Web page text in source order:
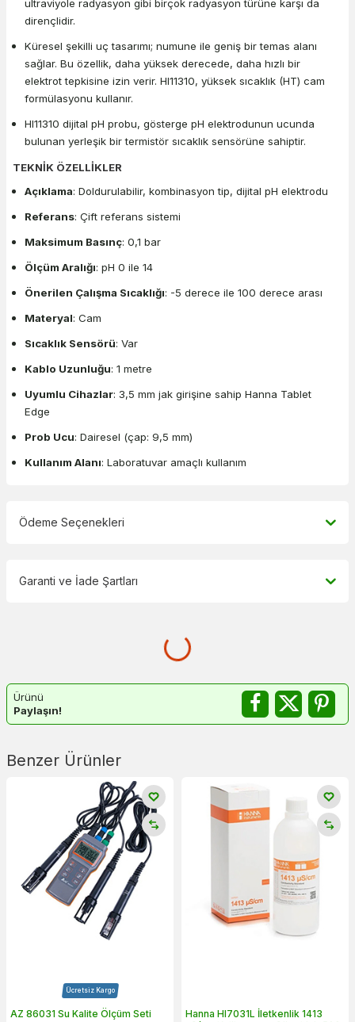
ultraviyole radyasyon gibi birçok radyasyon türüne karşı da
dirençlidir.
Küresel şekilli uç tasarımı; numune ile geniş bir temas alanı
sağlar. Bu özellik, daha yüksek derecede, daha hızlı bir
elektrot tepkisine izin verir. HI11310, yüksek sıcaklık (HT) cam
formülasyonu kullanır.
HI11310 dijital pH probu, gösterge pH elektrodunun ucunda
bulunan yerleşik bir termistör sıcaklık sensörüne sahiptir.
TEKNİK ÖZELLİKLER
Açıklama: Doldurulabilir, kombinasyon tip, dijital pH elektrodu
Referans: Çift referans sistemi
Maksimum Basınç: 0,1 bar
Ölçüm Aralığı: pH 0 ile 14
Önerilen Çalışma Sıcaklığı: -5 derece ile 100 derece arası
Materyal: Cam
Sıcaklık Sensörü: Var
Kablo Uzunluğu: 1 metre
Uyumlu Cihazlar: 3,5 mm jak girişine sahip Hanna Tablet
Edge
Prob Ucu: Dairesel (çap: 9,5 mm)
Kullanım Alanı: Laboratuvar amaçlı kullanım
Ödeme Seçenekleri
Garanti ve İade Şartları
Ürünü
Paylaşın!
Benzer Ürünler
Ücretsiz Kargo
AZ 86031 Su Kalite Ölçüm Seti
Hanna HI7031L İletkenlik 1413